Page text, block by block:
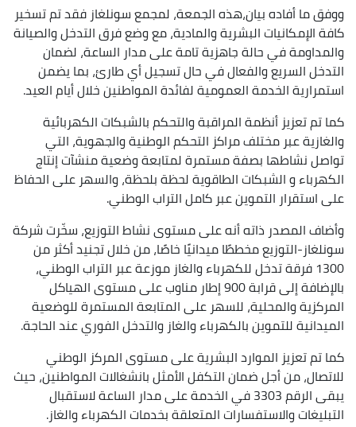
ووفق ما أفاده بيان،هذه الجمعة، لمجمع سونلغاز فقد تم تسخير
كافة الإمكانيات البشرية والمادية، مع وضع فرق التدخل والصيانة
والمداومة في حالة جاهزية تامة على مدار الساعة، لضمان
التدخل السريع والفعال في حال تسجيل أي طارئ، بما يضمن
استمرارية الخدمة العمومية لفائدة المواطنين خلال أيام العيد.
كما تم تعزيز أنظمة المراقبة والتحكم بالشبكات الكهربائية
والغازية عبر مختلف مراكز التحكم الوطنية والجهوية، التي
تواصل نشاطها بصفة مستمرة لمتابعة وضعية منشآت إنتاج
الكهرباء و الشبكات الطاقوية لحظة بلحظة، والسهر على الحفاظ
على استقرار التموين عبر كامل التراب الوطني.
وأضاف المصدر ذاته أنه على مستوى نشاط التوزيع، سخّرت شركة
سونلغاز-التوزيع مخططًا ميدانيًا خاصًا، من خلال تجنيد أكثر من
1300 فرقة تدخل للكهرباء والغاز موزعة عبر التراب الوطني،
بالإضافة إلى قرابة 900 إطار مناوب على مستوى الهياكل
المركزية والمحلية، للسهر على المتابعة المستمرة للوضعية
الميدانية للتموين بالكهرباء والغاز والتدخل الفوري عند الحاجة.
كما تم تعزيز الموارد البشرية على مستوى المركز الوطني
للاتصال، من أجل ضمان التكفل الأمثل بانشغالات المواطنين، حيث
يبقى الرقم 3303 في الخدمة على مدار الساعة لاستقبال
التبليغات والاستفسارات المتعلقة بخدمات الكهرباء والغاز.